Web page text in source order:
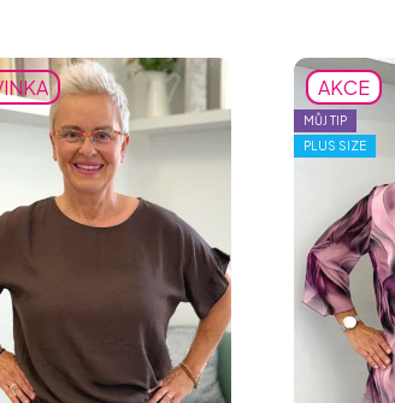
AKCE
MŮJ TIP
PLUS SIZE